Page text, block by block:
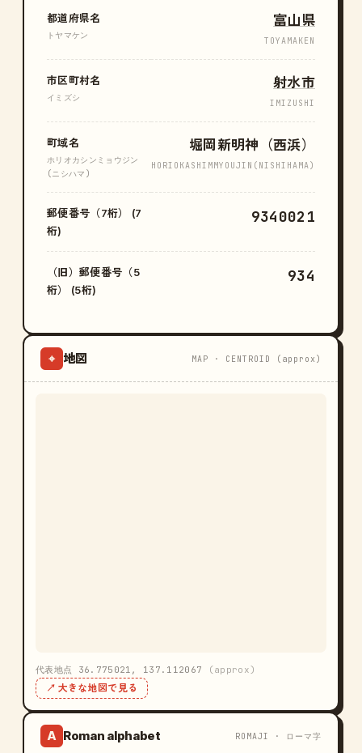
都道府県名
トヤマケン
富山県
TOYAMAKEN
市区町村名
イミズシ
射水市
IMIZUSHI
町域名
ホリオカシンミョウジン
(ニシハマ)
堀岡新明神（西浜）
HORIOKASHIMMYOUJIN(NISHIHAMA)
郵便番号（7桁） (7
桁)
9340021
（旧）郵便番号（5
桁） (5桁)
934
⌖ 地図 MAP · CENTROID (approx)
代表地点 36.775021, 137.112067 (approx)
↗ 大きな地図で見る
A Roman alphabet ROMAJI · ローマ字